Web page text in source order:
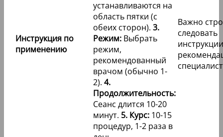
Инструкция по
применению
устанавливаются на
область пятки (с
обеих сторон). 3.
Режим: Выбрать
режим,
рекомендованный
врачом (обычно 1-
2). 4.
Продолжительность:
Сеанс длится 10-20
минут. 5. Курс: 10-15
процедур, 1-2 раза в
Важно
следовать